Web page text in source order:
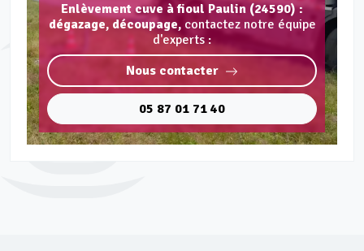
Enlèvement cuve à fioul Paulin (24590) :
dégazage, découpage, contactez notre équipe
d'experts :
Nous contacter
05 87 01 71 40